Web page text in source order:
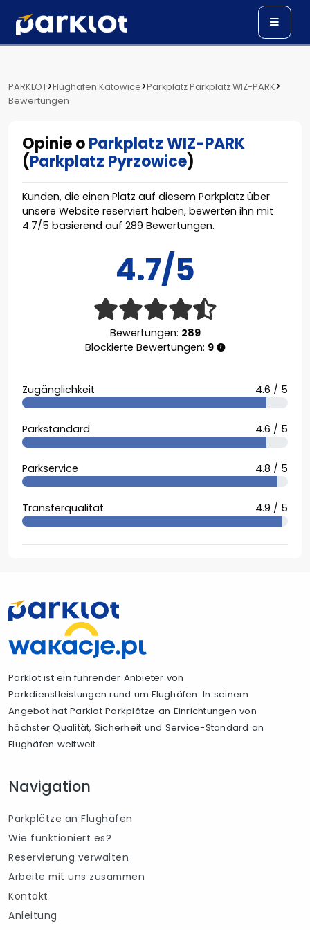
PARKLOT>Flughafen Katowice>Parkplatz Parkplatz WIZ-PARK>
Bewertungen
Opinie oParkplatz WIZ-PARK
(Parkplatz Pyrzowice)
Kunden, die einen Platz auf diesem Parkplatz über
unsere Website reserviert haben, bewerten ihn mit
4.7/5 basierend auf 289 Bewertungen.
4.7/5
Bewertungen: 289
Blockierte Bewertungen: 9
Zugänglichkeit 4.6 / 5
Parkstandard 4.6 / 5
Parkservice 4.8 / 5
Transferqualität 4.9 / 5
Parklot ist ein führender Anbieter von
Parkdienstleistungen rund um Flughäfen. In seinem
Angebot hat Parklot Parkplätze an Einrichtungen von
höchster Qualität, Sicherheit und Service-Standard an
Flughäfen weltweit.
Navigation
Parkplätze an Flughäfen
Wie funktioniert es?
Reservierung verwalten
Arbeite mit uns zusammen
Kontakt
Anleitung